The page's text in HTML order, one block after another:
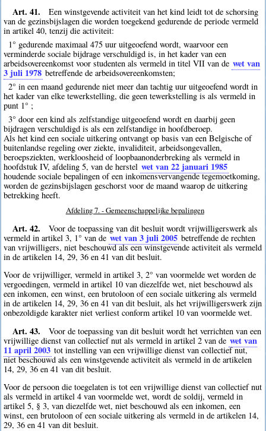
Art. 41.
Een winstgevende activiteit van het kind leidt tot de schorsing
van de gezinsbijslagen die worden toegekend gedurende de periode vermeld
in artikel 40, tenzij die activiteit:
1° gedurende maximaal 475 uur uitgeoefend wordt, waarvoor een
verminderde sociale bijdrage verschuldigd is, in het kader van een
arbeidsovereenkomst voor studenten als vermeld in titel VII van de wet van
3 juli 1978 betreffende de arbeidsovereenkomsten;
2° in een maand gedurende niet meer dan tachtig uur uitgeoefend wordt in
het kader van elke tewerkstelling, die geen tewerkstelling is als vermeld in
punt 1° ;
3° door een kind als zelfstandige uitgeoefend wordt en daarbij geen
bijdragen verschuldigd is als een zelfstandige in hoofdberoep.
Als het kind een sociale uitkering ontvangt op basis van een Belgische of
buitenlandse regeling over ziekte, invaliditeit, arbeidsongevallen,
beroepsziekten, werkloosheid of loopbaanonderbreking als vermeld in
hoofdstuk IV, afdeling 5, van de herstel wet van 22 januari 1985
houdende sociale bepalingen of een inkomensvervangende tegemoetkoming,
worden de gezinsbijslagen geschorst voor de maand waarop de uitkering
betrekking heeft.
Afdeling 7. - Gemeenschappelijke bepalingen
Art. 42.
Voor de toepassing van dit besluit wordt vrijwilligerswerk als
vermeld in artikel 3, 1° van de wet van 3 juli 2005 betreffende de rechten
van vrijwilligers, niet beschouwd als een winstgevende activiteit als vermeld
in de artikelen 14, 29, 36 en 41 van dit besluit.
Voor de vrijwilliger, vermeld in artikel 3, 2° van voormelde wet worden de
vergoedingen, vermeld in artikel 10 van diezelfde wet, niet beschouwd als
een inkomen, een winst, een brutoloon of een sociale uitkering als vermeld
in de artikelen 14, 29, 36 en 41 van dit besluit, als het vrijwilligerswerk zijn
onbezoldigde karakter niet verliest conform artikel 10 van voormelde wet.
Art. 43.
Voor de toepassing van dit besluit wordt het verrichten van een
vrijwillige dienst van collectief nut als vermeld in artikel 2 van de wet van
11 april 2003 tot instelling van een vrijwillige dienst van collectief nut,
niet beschouwd als een winstgevende activiteit als vermeld in de artikelen
14, 29, 36 en 41 van dit besluit.
Voor de persoon die toegelaten is tot een vrijwillige dienst van collectief nut
als vermeld in artikel 4 van voormelde wet, wordt de soldij, vermeld in
artikel 5, § 3, van diezelfde wet, niet beschouwd als een inkomen, een
winst, een brutoloon of een sociale uitkering als vermeld in de artikelen 14,
29, 36 en 41 van dit besluit.